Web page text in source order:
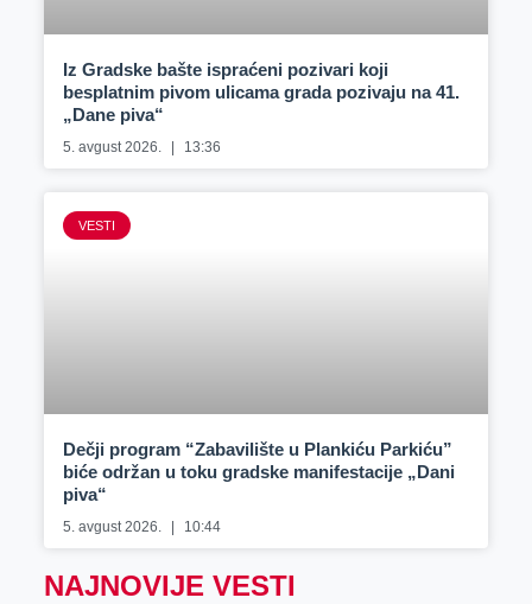
Iz Gradske bašte ispraćeni pozivari koji
besplatnim pivom ulicama grada pozivaju na 41.
„Dane piva“
5. avgust 2026. 13:36
VESTI
Dečji program “Zabavilište u Plankiću Parkiću”
biće održan u toku gradske manifestacije „Dani
piva“
5. avgust 2026. 10:44
NAJNOVIJE VESTI